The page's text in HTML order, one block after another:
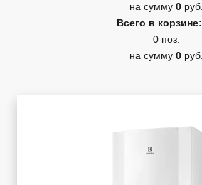
на сумму 0 руб.
Всего в корзине:
0 поз.
на сумму 0 руб.